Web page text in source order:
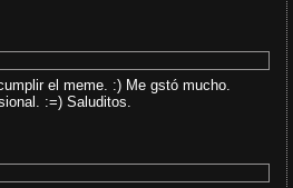
el meme. :) Me gstó mucho.
:=) Saluditos.